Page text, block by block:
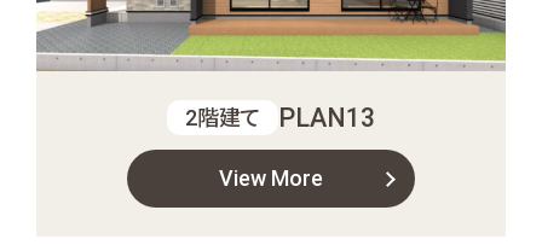
2階建て PLAN13
View More